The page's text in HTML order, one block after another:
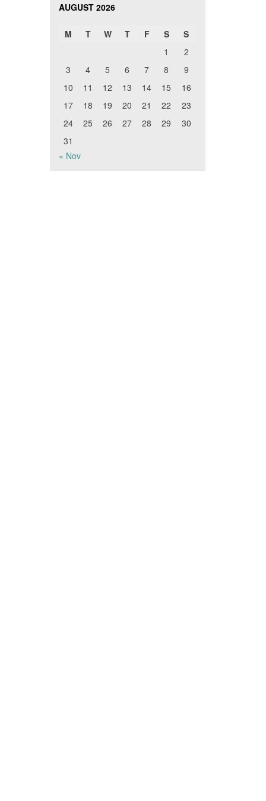
AUGUST 2026
M T W T F S
S
1
2
3
4 5 6 7 8
9
10
11 12 13 14 15
16
17
18 19 20 21 22
23
24
25 26 27 28 29
30
31
« Nov